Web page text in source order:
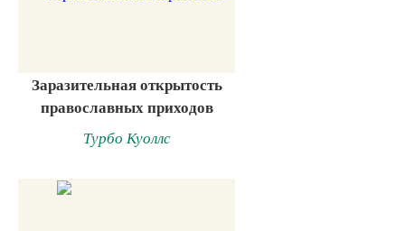
Заразительная открытость
православных приходов
Турбо Куоллс